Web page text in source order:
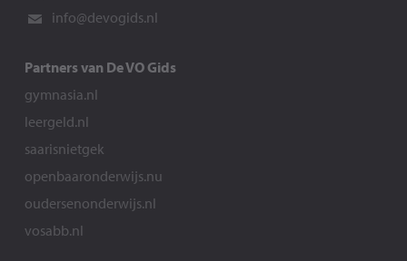
info@devogids.nl
Partners van De VO Gids
gymnasia.nl
leergeld.nl
saarisnietgek
openbaaronderwijs.nu
oudersenonderwijs.nl
vosabb.nl